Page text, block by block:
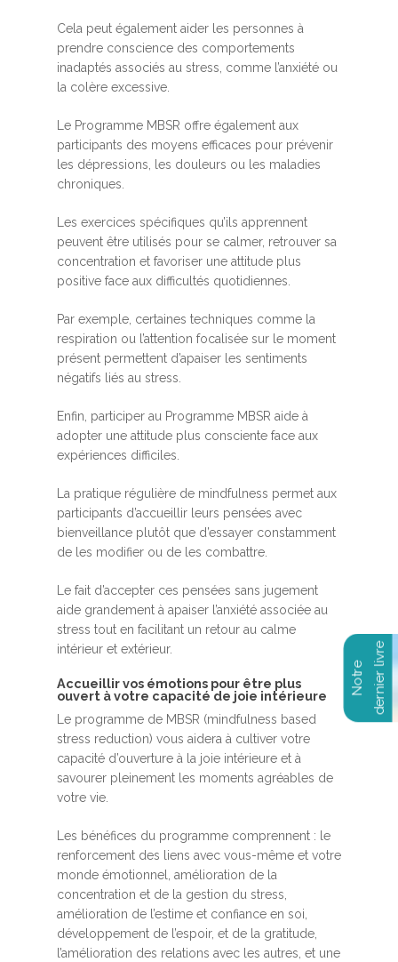
Cela peut également aider les personnes à
prendre conscience des comportements
inadaptés associés au stress, comme l’anxiété ou
la colère excessive.
Le Programme MBSR offre également aux
participants des moyens efficaces pour prévenir
les dépressions, les douleurs ou les maladies
chroniques.
Les exercices spécifiques qu’ils apprennent
peuvent être utilisés pour se calmer, retrouver sa
concentration et favoriser une attitude plus
positive face aux difficultés quotidiennes.
Par exemple, certaines techniques comme la
respiration ou l’attention focalisée sur le moment
présent permettent d’apaiser les sentiments
négatifs liés au stress.
Enfin, participer au Programme MBSR aide à
adopter une attitude plus consciente face aux
expériences difficiles.
La pratique régulière de mindfulness permet aux
participants d’accueillir leurs pensées avec
bienveillance plutôt que d’essayer constamment
de les modifier ou de les combattre.
Le fait d’accepter ces pensées sans jugement
aide grandement à apaiser l’anxiété associée au
stress tout en facilitant un retour au calme
intérieur et extérieur.
Accueillir vos émotions pour être plus
ouvert à votre capacité de joie intérieure
Le programme de MBSR (mindfulness based
stress reduction) vous aidera à cultiver votre
capacité d’ouverture à la joie intérieure et à
savourer pleinement les moments agréables de
votre vie.
Les bénéfices du programme comprennent : le
renforcement des liens avec vous-même et votre
monde émotionnel, amélioration de la
concentration et de la gestion du stress,
amélioration de l’estime et confiance en soi,
développement de l’espoir, et de la gratitude,
l’amélioration des relations avec les autres, et une